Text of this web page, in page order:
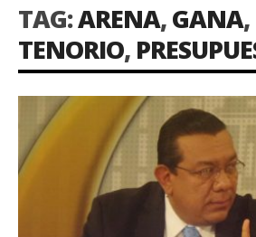
TAG:ARENA,GANA,
TENORIO,